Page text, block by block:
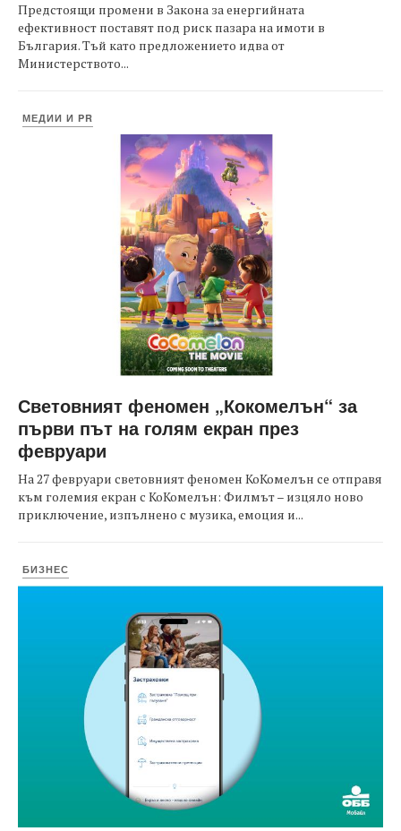
Предстоящи промени в Закона за енергийната
ефективност поставят под риск пазара на имоти в
България. Тъй като предложението идва от
Министерството...
МЕДИИ И PR
Световният феномен „Кокомелън“ за
първи път на голям екран през
февруари
На 27 февруари световният феномен КоКомелън се отправя
към големия екран с КоКомелън: Филмът – изцяло ново
приключение, изпълнено с музика, емоция и...
БИЗНЕС